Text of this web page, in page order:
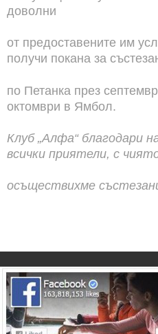
доволни
от предоставените им
получи покана за
по Петанка през
октомври в Ямбол.
Клуб „Алфа“ благодари
всички приятели, с
осъществихме